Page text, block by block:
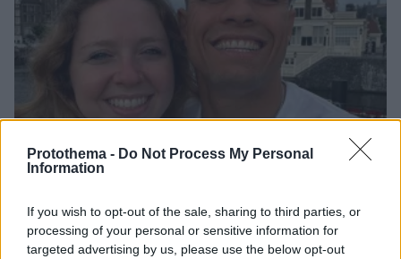
Protothema - Do Not Process My Personal
Information
If you wish to opt-out of the sale, sharing to third parties, or
processing of your personal or sensitive information for
targeted advertising by us, please use the below opt-out